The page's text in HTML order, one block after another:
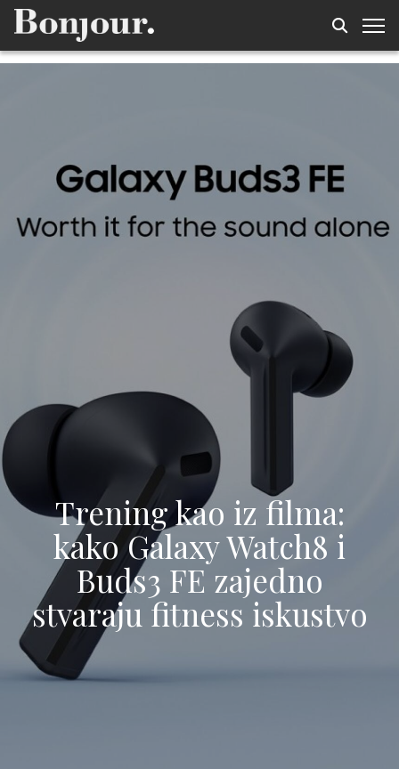
Trening kao iz filma:
kako Galaxy Watch8 i
Buds3 FE zajedno
stvaraju fitness iskustvo